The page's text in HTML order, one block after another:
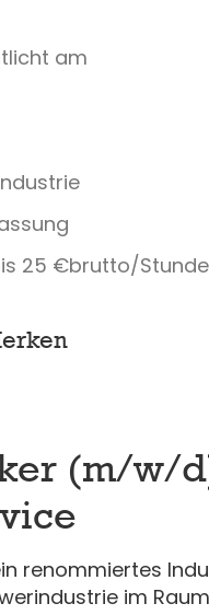
am
25 €brutto/Stunde
(m/w/
renommiertes
im